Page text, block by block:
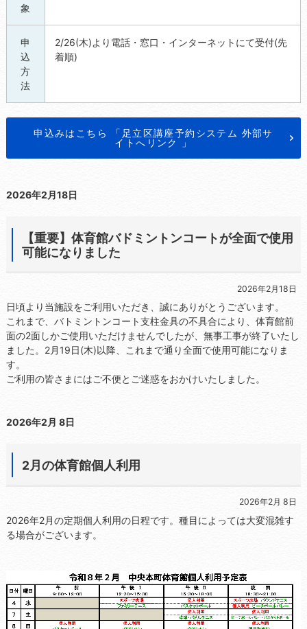
象
申
込
方
法
2/26(木)より電話・窓口・インターネットにて受付(先
着順)
申込みはこちら 「足立区講座予約システム 外部サ
イトへリンク 」
2026年2月18日
【重要】体育館バドミントンコートが全面で使用
可能になりました
2026年2月18日
日頃より当施設をご利用いただき、誠にありがとうございます。
これまで、バトミントンコート支柱金具の不具合により、体育館前
面の2面しかご使用いただけませんでしたが、無事工事が終了いたし
ました。2月19日(木)以降、これまで通り全面で使用可能になりま
す。
ご利用の皆さまにはご不便とご迷惑をおかけいたしました。
2026年2月 8日
2月の体育館個人利用
2026年2月 8日
2026年2月の定期個人利用の日程です。種目によっては大変混雑す
る場合がございます。